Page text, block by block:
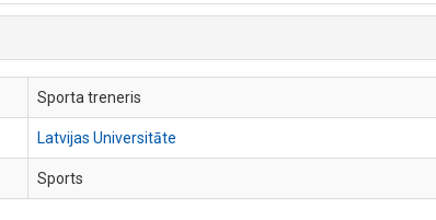
Sporta treneris
Latvijas Universitāte
Sports